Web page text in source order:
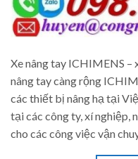
Xe nâng tay ICHIMENS –
nâng tay càng rộng
các thiết bị nâng hạ tại
tại các công ty, xí nghiệp,
cho các công việc vận